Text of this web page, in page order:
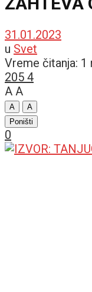
31.01.2023
u Svet
Vreme čitanja: 1
205 4
A A
A
A
Poništi
0